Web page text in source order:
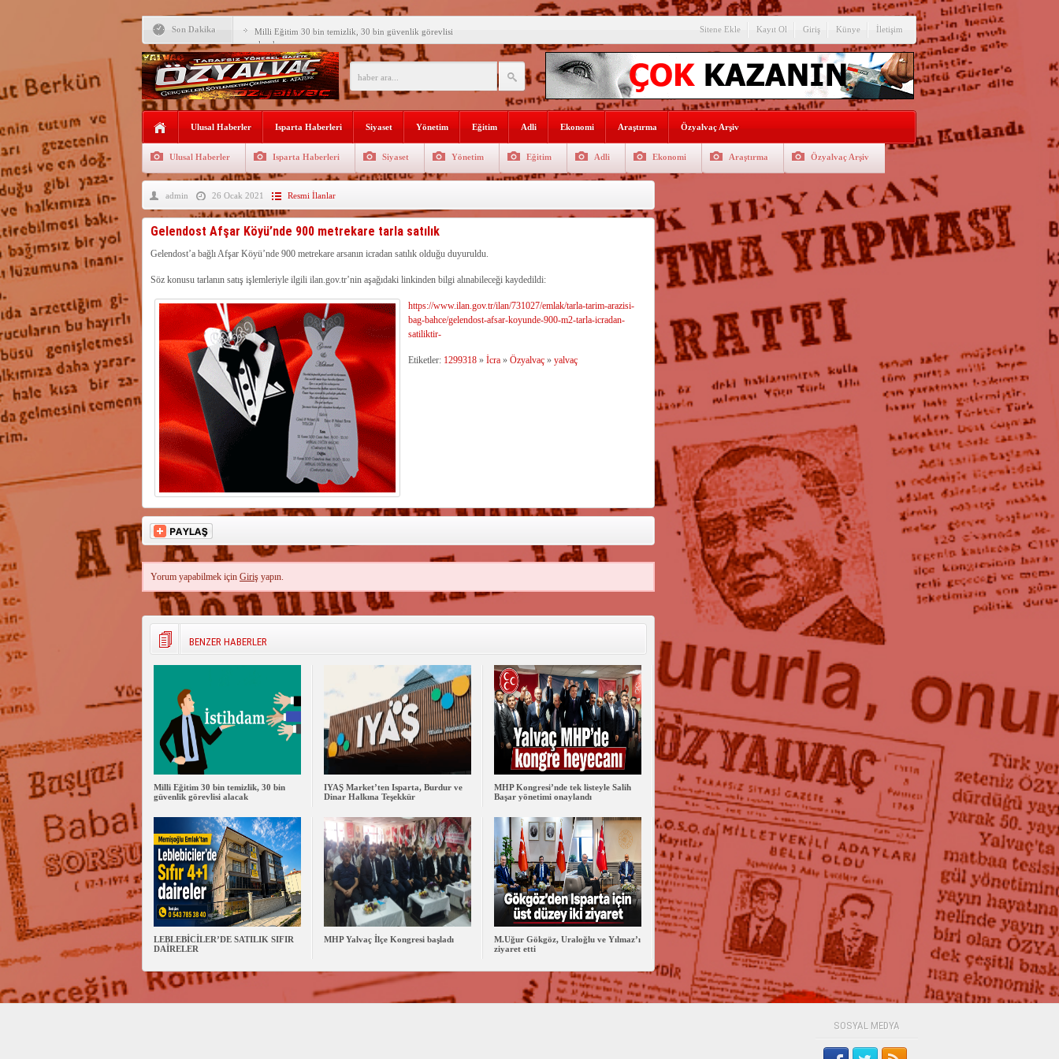
Son Dakika Milli Eğitim 30 bin temizlik, 30 bin güvenlik görevlisi
alacak
IYAŞ Market’ten Isparta, Burdur ve Dinar Halkına
Teşekkür
MHP Kongresi’nde tek listeyle Salih Başar yönetimi
onaylandı
LEBLEBİCİLER’DE SATILIK SIFIR DAİRELER
MHP Yalvaç İlçe Kongresi başladı
R.T.Erdoğan Millet Bahçesi’ne ilk gününde rekor ziyaretçi
YALVAÇ’TA LGS BAŞARISININ ADI: AKDENİZ
EĞİTİM KURUMLARI
Fırsatları Avantaja Dönüştürecek Fuar: Yapısparta
TOKİ, Isparta’da 9 Gayrimenkulü Açık Artırmayla Satışa
Sitene Ekle Kayıt Ol Giriş Künye İletişim
Ulusal Haberler Isparta Haberleri Siyaset Yönetim Eğitim Adli Ekonomi Araştırma Özyalvaç Arşiv
Ulusal Haberler Isparta Haberleri Siyaset Yönetim Eğitim Adli Ekonomi Araştırma Özyalvaç Arşiv
admin 26 Ocak 2021 Resmi İlanlar
Gelendost Afşar Köyü’nde 900 metrekare tarla satılık
Gelendost’a bağlı Afşar Köyü’nde 900 metrekare arsanın icradan satılık olduğu duyuruldu.
Söz konusu tarlanın satış işlemleriyle ilgili ilan.gov.tr’nin aşağıdaki linkinden bilgi alınabileceği kaydedildi:
https://www.ilan.gov.tr/ilan/731027/emlak/tarla-tarim-arazisi-
bag-bahce/gelendost-afsar-koyunde-900-m2-tarla-icradan-
satiliktir-
Etiketler: 1299318» İcra» Özyalvaç» yalvaç
Yorum yapabilmek içinGiriş yapın.
BENZER HABERLER
Milli Eğitim 30 bin temizlik, 30 bin
güvenlik görevlisi alacak
IYAŞ Market’ten Isparta, Burdur ve
Dinar Halkına Teşekkür
MHP Kongresi’nde tek listeyle Salih
Başar yönetimi onaylandı
LEBLEBİCİLER’DE SATILIK SIFIR
DAİRELER
MHP Yalvaç İlçe Kongresi başladı
M.Uğur Gökgöz, Uraloğlu ve Yılmaz’ı
ziyaret etti
SOSYAL MEDYA